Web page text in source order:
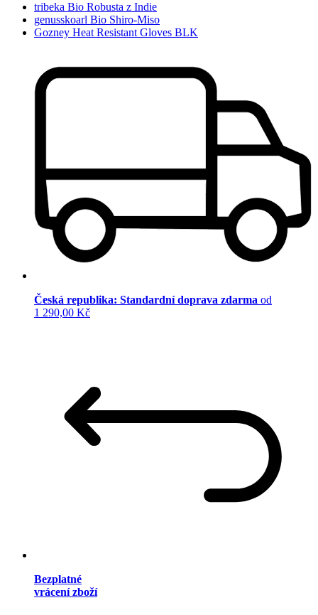
tribeka Bio Robusta z Indie
genusskoarl Bio Shiro-Miso
Gozney Heat Resistant Gloves BLK
Česká republika: Standardní doprava zdarma od
1 290,00 Kč
Bezplatné
vrácení zboží